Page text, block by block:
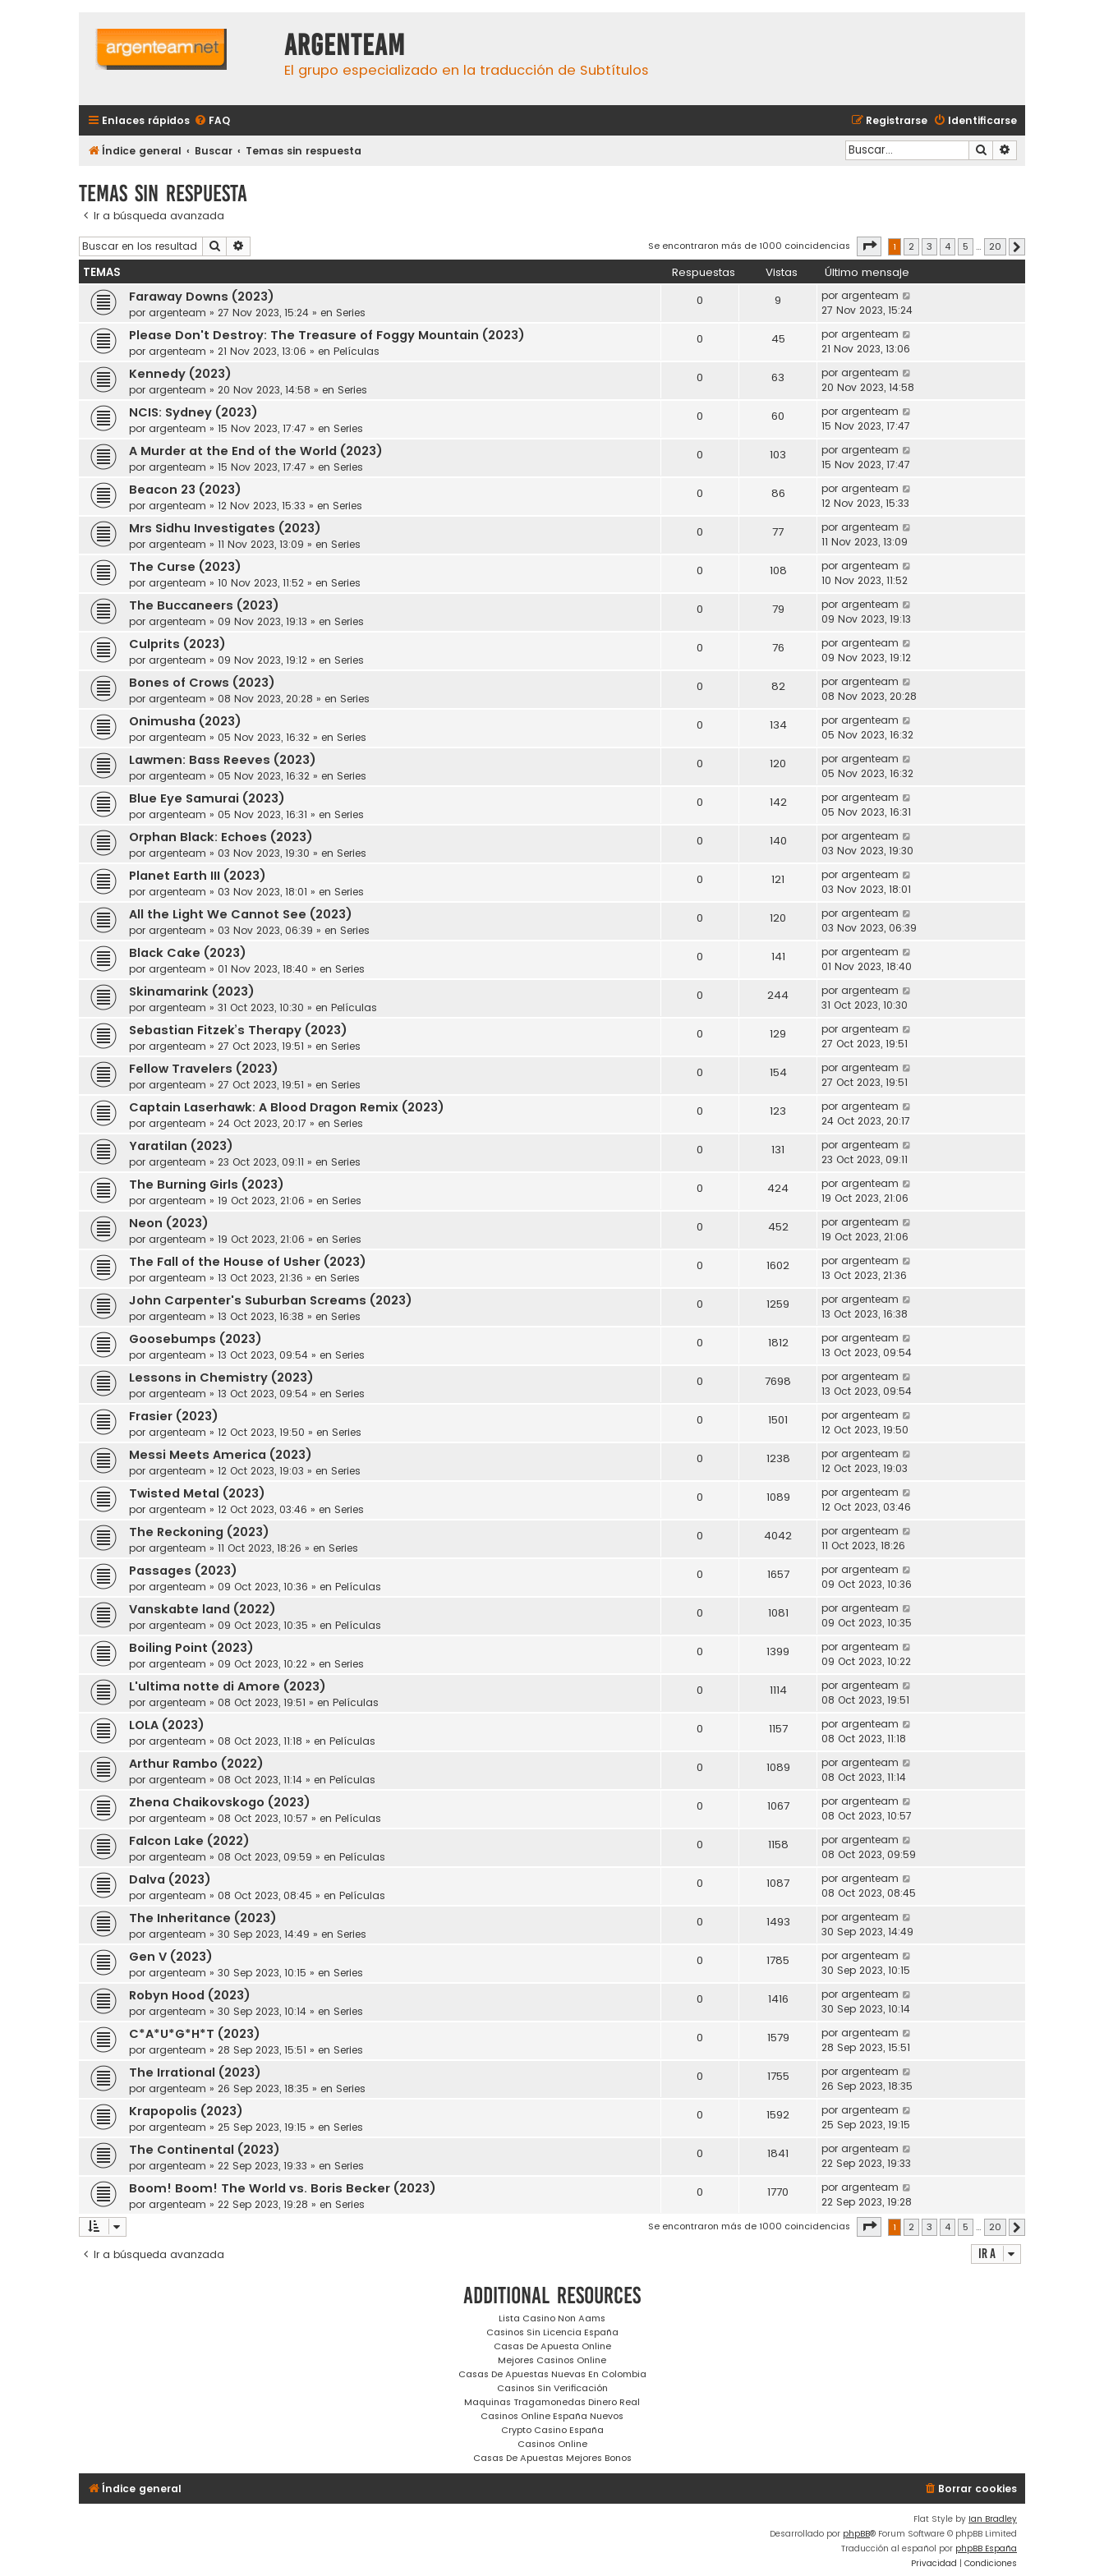
aRGENTeaM
El grupo especializado en la traducción de Subtítulos
Enlaces rápidos FAQ Identificarse
Registrarse
Índice general Buscar Temas sin respuesta Buscar
Temas sin respuesta
Ir a búsqueda avanzada
Buscar Se encontraron más de 1000 coincidencias Página1 de 20
1 2 3 4 5 … 20
TEMAS Respuestas Vistas Último mensaje
Faraway Downs (2023)
por argenteam » 27 Nov 2023, 15:24 » en Series
0 9 por argenteam
27 Nov 2023, 15:24
Please Don't Destroy: The Treasure of Foggy Mountain (2023)
por argenteam » 21 Nov 2023, 13:06 » en Películas
0 45 por argenteam
21 Nov 2023, 13:06
Kennedy (2023)
por argenteam » 20 Nov 2023, 14:58 » en Series
0 63 por argenteam
20 Nov 2023, 14:58
NCIS: Sydney (2023)
por argenteam » 15 Nov 2023, 17:47 » en Series
0 60 por argenteam
15 Nov 2023, 17:47
A Murder at the End of the World (2023)
por argenteam » 15 Nov 2023, 17:47 » en Series
0 103 por argenteam
15 Nov 2023, 17:47
Beacon 23 (2023)
por argenteam » 12 Nov 2023, 15:33 » en Series
0 86 por argenteam
12 Nov 2023, 15:33
Mrs Sidhu Investigates (2023)
por argenteam » 11 Nov 2023, 13:09 » en Series
0 77 por argenteam
11 Nov 2023, 13:09
The Curse (2023)
por argenteam » 10 Nov 2023, 11:52 » en Series
0 108 por argenteam
10 Nov 2023, 11:52
The Buccaneers (2023)
por argenteam » 09 Nov 2023, 19:13 » en Series
0 79 por argenteam
09 Nov 2023, 19:13
Culprits (2023)
por argenteam » 09 Nov 2023, 19:12 » en Series
0 76 por argenteam
09 Nov 2023, 19:12
Bones of Crows (2023)
por argenteam » 08 Nov 2023, 20:28 » en Series
0 82 por argenteam
08 Nov 2023, 20:28
Onimusha (2023)
por argenteam » 05 Nov 2023, 16:32 » en Series
0 134 por argenteam
05 Nov 2023, 16:32
Lawmen: Bass Reeves (2023)
por argenteam » 05 Nov 2023, 16:32 » en Series
0 120 por argenteam
05 Nov 2023, 16:32
Blue Eye Samurai (2023)
por argenteam » 05 Nov 2023, 16:31 » en Series
0 142 por argenteam
05 Nov 2023, 16:31
Orphan Black: Echoes (2023)
por argenteam » 03 Nov 2023, 19:30 » en Series
0 140 por argenteam
03 Nov 2023, 19:30
Planet Earth III (2023)
por argenteam » 03 Nov 2023, 18:01 » en Series
0 121 por argenteam
03 Nov 2023, 18:01
All the Light We Cannot See (2023)
por argenteam » 03 Nov 2023, 06:39 » en Series
0 120 por argenteam
03 Nov 2023, 06:39
Black Cake (2023)
por argenteam » 01 Nov 2023, 18:40 » en Series
0 141 por argenteam
01 Nov 2023, 18:40
Skinamarink (2023)
por argenteam » 31 Oct 2023, 10:30 » en Películas
0 244 por argenteam
31 Oct 2023, 10:30
Sebastian Fitzek’s Therapy (2023)
por argenteam » 27 Oct 2023, 19:51 » en Series
0 129 por argenteam
27 Oct 2023, 19:51
Fellow Travelers (2023)
por argenteam » 27 Oct 2023, 19:51 » en Series
0 154 por argenteam
27 Oct 2023, 19:51
Captain Laserhawk: A Blood Dragon Remix (2023)
por argenteam » 24 Oct 2023, 20:17 » en Series
0 123 por argenteam
24 Oct 2023, 20:17
Yaratilan (2023)
por argenteam » 23 Oct 2023, 09:11 » en Series
0 131 por argenteam
23 Oct 2023, 09:11
The Burning Girls (2023)
por argenteam » 19 Oct 2023, 21:06 » en Series
0 424 por argenteam
19 Oct 2023, 21:06
Neon (2023)
por argenteam » 19 Oct 2023, 21:06 » en Series
0 452 por argenteam
19 Oct 2023, 21:06
The Fall of the House of Usher (2023)
por argenteam » 13 Oct 2023, 21:36 » en Series
0 1602 por argenteam
13 Oct 2023, 21:36
John Carpenter's Suburban Screams (2023)
por argenteam » 13 Oct 2023, 16:38 » en Series
0 1259 por argenteam
13 Oct 2023, 16:38
Goosebumps (2023)
por argenteam » 13 Oct 2023, 09:54 » en Series
0 1812 por argenteam
13 Oct 2023, 09:54
Lessons in Chemistry (2023)
por argenteam » 13 Oct 2023, 09:54 » en Series
0 7698 por argenteam
13 Oct 2023, 09:54
Frasier (2023)
por argenteam » 12 Oct 2023, 19:50 » en Series
0 1501 por argenteam
12 Oct 2023, 19:50
Messi Meets America (2023)
por argenteam » 12 Oct 2023, 19:03 » en Series
0 1238 por argenteam
12 Oct 2023, 19:03
Twisted Metal (2023)
por argenteam » 12 Oct 2023, 03:46 » en Series
0 1089 por argenteam
12 Oct 2023, 03:46
The Reckoning (2023)
por argenteam » 11 Oct 2023, 18:26 » en Series
0 4042 por argenteam
11 Oct 2023, 18:26
Passages (2023)
por argenteam » 09 Oct 2023, 10:36 » en Películas
0 1657 por argenteam
09 Oct 2023, 10:36
Vanskabte land (2022)
por argenteam » 09 Oct 2023, 10:35 » en Películas
0 1081 por argenteam
09 Oct 2023, 10:35
Boiling Point (2023)
por argenteam » 09 Oct 2023, 10:22 » en Series
0 1399 por argenteam
09 Oct 2023, 10:22
L'ultima notte di Amore (2023)
por argenteam » 08 Oct 2023, 19:51 » en Películas
0 1114 por argenteam
08 Oct 2023, 19:51
LOLA (2023)
por argenteam » 08 Oct 2023, 11:18 » en Películas
0 1157 por argenteam
08 Oct 2023, 11:18
Arthur Rambo (2022)
por argenteam » 08 Oct 2023, 11:14 » en Películas
0 1089 por argenteam
08 Oct 2023, 11:14
Zhena Chaikovskogo (2023)
por argenteam » 08 Oct 2023, 10:57 » en Películas
0 1067 por argenteam
08 Oct 2023, 10:57
Falcon Lake (2022)
por argenteam » 08 Oct 2023, 09:59 » en Películas
0 1158 por argenteam
08 Oct 2023, 09:59
Dalva (2023)
por argenteam » 08 Oct 2023, 08:45 » en Películas
0 1087 por argenteam
08 Oct 2023, 08:45
The Inheritance (2023)
por argenteam » 30 Sep 2023, 14:49 » en Series
0 1493 por argenteam
30 Sep 2023, 14:49
Gen V (2023)
por argenteam » 30 Sep 2023, 10:15 » en Series
0 1785 por argenteam
30 Sep 2023, 10:15
Robyn Hood (2023)
por argenteam » 30 Sep 2023, 10:14 » en Series
0 1416 por argenteam
30 Sep 2023, 10:14
C*A*U*G*H*T (2023)
por argenteam » 28 Sep 2023, 15:51 » en Series
0 1579 por argenteam
28 Sep 2023, 15:51
The Irrational (2023)
por argenteam » 26 Sep 2023, 18:35 » en Series
0 1755 por argenteam
26 Sep 2023, 18:35
Krapopolis (2023)
por argenteam » 25 Sep 2023, 19:15 » en Series
0 1592 por argenteam
25 Sep 2023, 19:15
The Continental (2023)
por argenteam » 22 Sep 2023, 19:33 » en Series
0 1841 por argenteam
22 Sep 2023, 19:33
Boom! Boom! The World vs. Boris Becker (2023)
por argenteam » 22 Sep 2023, 19:28 » en Series
0 1770 por argenteam
22 Sep 2023, 19:28
Se encontraron más de 1000 coincidencias Página1 de 20
1 2 3 4 5 … 20
Ir a búsqueda avanzada Ir a
Additional resources
Lista Casino Non Aams
Casinos Sin Licencia España
Casas De Apuesta Online
Mejores Casinos Online
Casas De Apuestas Nuevas En Colombia
Casinos Sin Verificación
Maquinas Tragamonedas Dinero Real
Casinos Online España Nuevos
Crypto Casino España
Casinos Online
Casas De Apuestas Mejores Bonos
Índice general Borrar cookies
Flat Style by Ian Bradley
Desarrollado por phpBB® Forum Software © phpBB Limited
Traducción al español por phpBB España
Privacidad | Condiciones